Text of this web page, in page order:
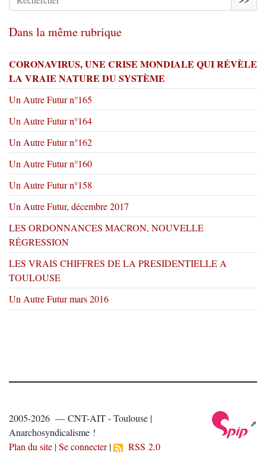
Dans la même rubrique
CORONAVIRUS, UNE CRISE MONDIALE QUI RÉVÈLE
LA VRAIE NATURE DU SYSTÈME
Un Autre Futur n°165
Un Autre Futur n°164
Un Autre Futur n°162
Un Autre Futur n°160
Un Autre Futur n°158
Un Autre Futur, décembre 2017
LES ORDONNANCES MACRON, NOUVELLE
RÉGRESSION
LES VRAIS CHIFFRES DE LA PRESIDENTIELLE A
TOULOUSE
Un Autre Futur mars 2016
2005-2026 — CNT-AIT - Toulouse |
Anarchosyndicalisme !
Plan du site |Se connecter| RSS 2.0